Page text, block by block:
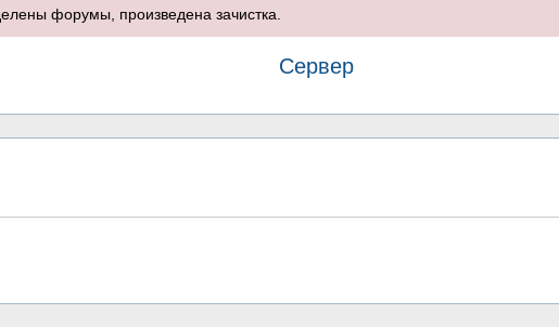
форумы, произведена зачистка.
Сервер